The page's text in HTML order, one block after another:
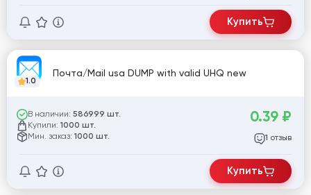
Купить
1.0
Почта/Mail usa DUMP with valid UHQ new
В наличии: 586999 шт.
Купили: 1000 шт.
Мин. заказ: 1000 шт.
0.39 ₽
1 отзыв
Купить